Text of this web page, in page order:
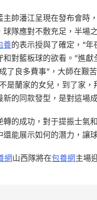
主帥潘江呈現在發布會時
球隊應對不敷充足，半場
養的表示授與了確定，“
和對籃板球的欲看。”進
了良多費事”，大師在艱
是蘭家的女兒，到了家
的同款發型，是對這場
轉的成功，對于提振士氣
能展示如何的潛力，讓
網山西隊將在包養網主場